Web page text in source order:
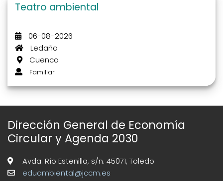
Teatro ambiental
06-08-2026
Ledaña
Cuenca
Familiar
Dirección General de Economía
Circular y Agenda 2030
Avda. Río Estenilla, s/n. 45071, Toledo
eduambiental@jccm.es